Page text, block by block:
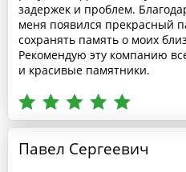
задержек и проблем.
меня появился прекрасный
сохранять память о моих
Рекомендую эту компанию
и красивые памятники.
Павел Сергеевич